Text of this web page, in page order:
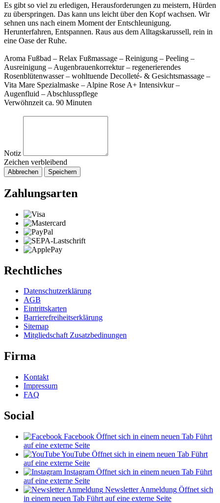
Es gibt so viel zu erledigen, Herausforderungen zu meistern, Hürden
zu überspringen. Das kann uns leicht über den Kopf wachsen. Wir
sehnen uns nach einem Moment der Entschleunigung.
Herunterfahren, Entspannen. Raus aus dem Alltagskarussell, rein in
eine Oase der Ruhe.
Aroma Fußbad – Relax Fußmassage – Reinigung – Peeling –
Ausreinigung – Augenbrauenkorrektur – regenerierendes
Rosenblütenwasser – wohltuende Decolleté- & Gesichtsmassage –
Vita Mare Spezialmaske – Alpine Rose A+ Intensivkur –
Augenfluid – Abschlusspflege
Verwöhnzeit ca. 90 Minuten
Notiz
Zeichen verbleibend
Abbrechen Speichern
Zahlungsarten
Rechtliches
Datenschutzerklärung
AGB
Eintrittskarten
Barrierefreiheitserklärung
Sitemap
Mitgliedschaft Zusatzbedinungen
Firma
Kontakt
Impressum
FAQ
Social
Facebook Öffnet sich in einem neuen Tab Führt
auf eine externe Seite
YouTube Öffnet sich in einem neuen Tab Führt
auf eine externe Seite
Instagram Öffnet sich in einem neuen Tab Führt
auf eine externe Seite
Newsletter Anmeldung Öffnet sich
in einem neuen Tab Führt auf eine externe Seite